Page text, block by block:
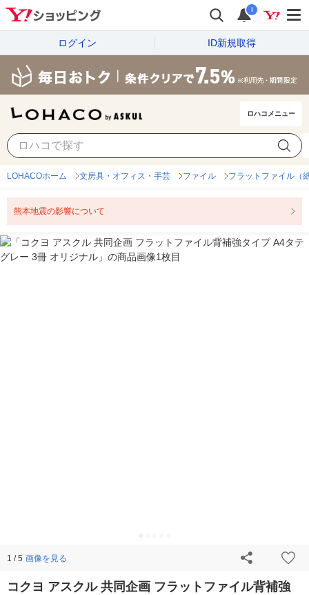
i
ログイン ID新規取得
ロハコメニュー
LOHACOホーム 文房具・オフィス・手芸 ファイル フラットファイル（
熊本地震の影響について
1 / 5 画像を見る
コクヨ アスクル 共同企画 フラットファイル背補強